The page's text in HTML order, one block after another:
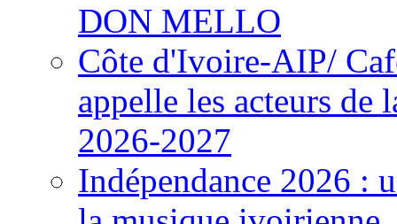
DON MELLO
Côte d'Ivoire-AIP/
appelle les acteurs de
2026-2027
Indépendance 2026 :